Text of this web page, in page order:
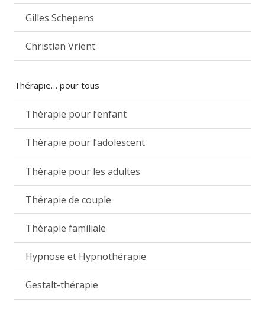
Gilles Schepens
Christian Vrient
Thérapie… pour tous
Thérapie pour l’enfant
Thérapie pour l’adolescent
Thérapie pour les adultes
Thérapie de couple
Thérapie familiale
Hypnose et Hypnothérapie
Gestalt-thérapie